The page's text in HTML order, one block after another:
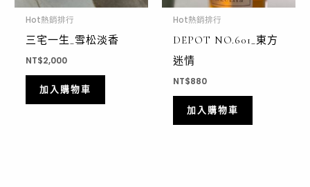
Hot熱銷排行
三宅一生_雪松淡香
NT$2,000
加入購物車
Hot熱銷排行
DEPOT NO.601_東方
迷情
NT$880
加入購物車